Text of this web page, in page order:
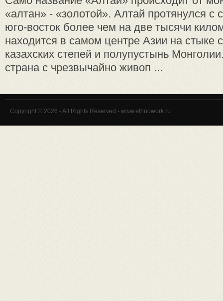
«алтан» - «золотой». Алтай протянулся с
юго-восток более чем на две тысячи
находится в самом центре Азии на стыке
казахских степей и полупустынь
страна с чрезвычайно живоп ...
Copyright © 2026 - All Rights Reserved - www.ethnowork.ru